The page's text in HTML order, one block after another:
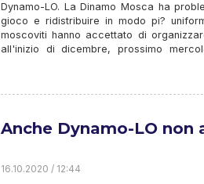
Dynamo-LO. La Dinamo Mosca ha
gioco e ridistribuire in modo pi?
moscoviti hanno accettato di
all'inizio di dicembre, prossimo
Anche Dynamo-LO non
16.10.2020 / 12:44